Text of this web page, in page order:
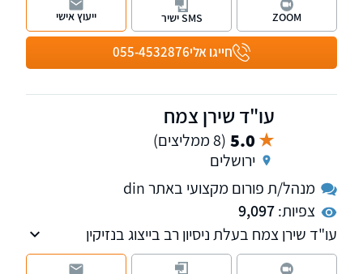
חייגו אלי055-4532876
ZOOM SMS ישיר ייעוץ אישי
עו"ד שירן צמח
5.0 (8 ממליצים)
ירושלים
מנהל/ת פורום מקצועי באתר din
צפיות:9,097
עו"ד שירן צמח בעלת ניסיון רב בייצוג בנזיקין
ובתאונות דרכים ובייצוג עובדים ומעסיקים בבתי